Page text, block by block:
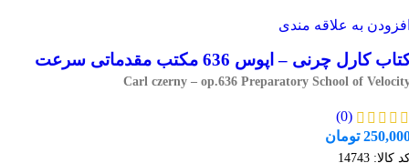
به علاقه مندی
کارل چرنی – اپوس 636 مکتب مقدماتی سرعت
Carl czerny – op.636 Preparatory School of
(0)
تومان
کالا: 14743